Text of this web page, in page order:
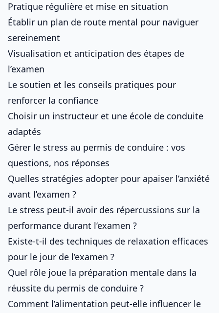
Pratique régulière et mise en situation
Établir un plan de route mental pour naviguer
sereinement
Visualisation et anticipation des étapes de
l’examen
Le soutien et les conseils pratiques pour
renforcer la confiance
Choisir un instructeur et une école de conduite
adaptés
Gérer le stress au permis de conduire : vos
questions, nos réponses
Quelles stratégies adopter pour apaiser l’anxiété
avant l’examen ?
Le stress peut-il avoir des répercussions sur la
performance durant l’examen ?
Existe-t-il des techniques de relaxation efficaces
pour le jour de l’examen ?
Quel rôle joue la préparation mentale dans la
réussite du permis de conduire ?
Comment l’alimentation peut-elle influencer le